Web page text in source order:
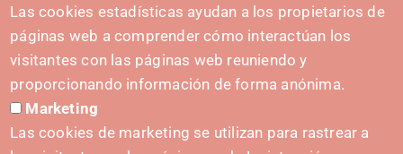
INICIATIVAS
Navarra Cybersecurity Center
Spain Living Lab
Las cookies estadísticas ayudan a los propietarios de
páginas web a comprender cómo interactúan los
visitantes con las páginas web reuniendo y
proporcionando información de forma anónima.
Marketing
Las cookies de marketing se utilizan para rastrear a